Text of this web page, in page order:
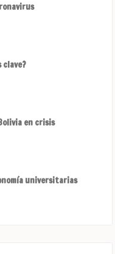
clave?
en crisis
universitarias